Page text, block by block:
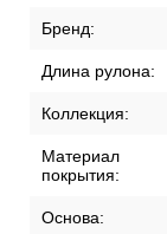
Бренд:
Длина рулона:
Коллекция:
Материал
покрытия:
Основа: